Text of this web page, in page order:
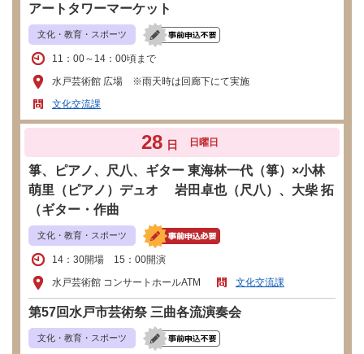
アートタワーマーケット
文化・教育・スポーツ
11：00～14：00頃まで
水戸芸術館 広場 ※雨天時は回廊下にて実施
文化交流課
28 日 日曜日
箏、ピアノ、尺八、ギター 東海林一代（箏）×小林
萌里（ピアノ）デュオ 岩田卓也（尺八）、大柴 拓
（ギター・作曲
文化・教育・スポーツ
14：30開場 15：00開演
水戸芸術館 コンサートホールATM
文化交流課
第57回水戸市芸術祭 三曲各流演奏会
文化・教育・スポーツ